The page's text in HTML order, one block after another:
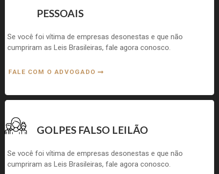
PESSOAIS
Se você foi vítima de empresas desonestas e que não
cumpriram as Leis Brasileiras, fale agora conosco.
FALE COM O ADVOGADO
GOLPES FALSO LEILÃO
Se você foi vítima de empresas desonestas e que não
cumpriram as Leis Brasileiras, fale agora conosco.